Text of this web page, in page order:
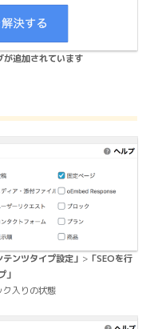
追加されています
テンツタイプ設定」 >「SEOを行
」
入りの状態